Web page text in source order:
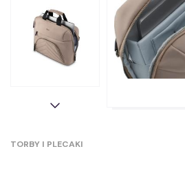
TORBY I PLECAKI